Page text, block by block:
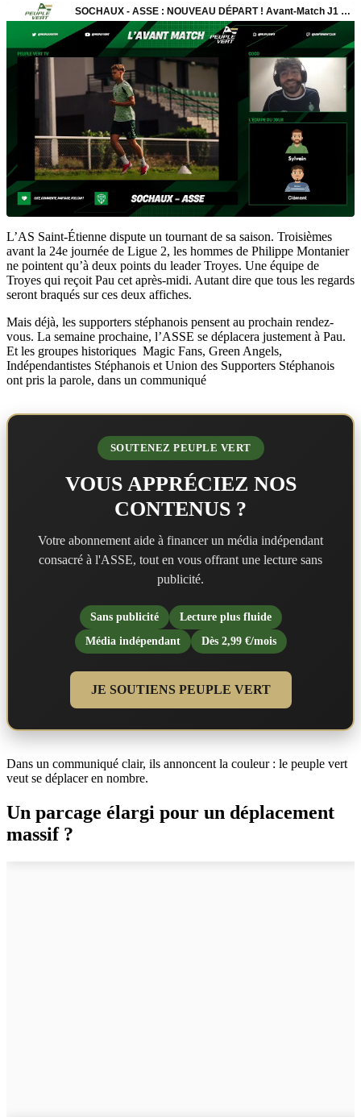
L’AS Saint-Étienne dispute un tournant de sa saison. Troisièmes
avant la 24e journée de Ligue 2, les hommes de Philippe Montanier
ne pointent qu’à deux points du leader Troyes. Une équipe de
Troyes qui reçoit Pau cet après-midi. Autant dire que tous les regards
seront braqués sur ces deux affiches.
Mais déjà, les supporters stéphanois pensent au prochain rendez-
vous. La semaine prochaine, l’ASSE se déplacera justement à Pau.
Et les groupes historiques Magic Fans, Green Angels,
Indépendantistes Stéphanois et Union des Supporters Stéphanois
ont pris la parole, dans un communiqué
SOUTENEZ PEUPLE VERT
VOUS APPRÉCIEZ NOS
CONTENUS ?
Votre abonnement aide à financer un média indépendant
consacré à l'ASSE, tout en vous offrant une lecture sans
publicité.
Sans publicité
Lecture plus fluide
Média indépendant
Dès 2,99 €/mois
JE SOUTIENS PEUPLE VERT
Dans un communiqué clair, ils annoncent la couleur : le peuple vert
veut se déplacer en nombre.
Un parcage élargi pour un déplacement
massif ?